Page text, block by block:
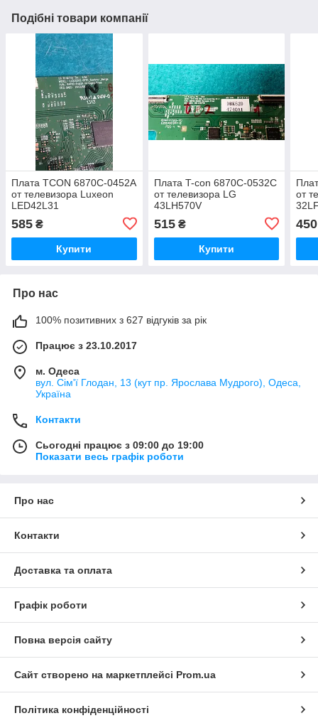
Подібні товари компанії
Плата TCON 6870C-0452A
от телевизора Luxeon
LED42L31
585 ₴
Купити
Плата T-con 6870C-0532C
от телевизора LG
43LH570V
515₴
Купити
от
450
Про нас
100% позитивних з 627 відгуків за рік
Працює з 23.10.2017
м. Одеса
вул. Сім'ї Глодан, 13 (кут пр. Ярослава Мудрого), Одеса,
Україна
Контакти
Сьогодні працює з 09:00 до 19:00
Показати весь графік роботи
Про нас
Контакти
Доставка та оплата
Графік роботи
Повна версія сайту
Сайт створено на маркетплейсі Prom.ua
Політика конфіденційності